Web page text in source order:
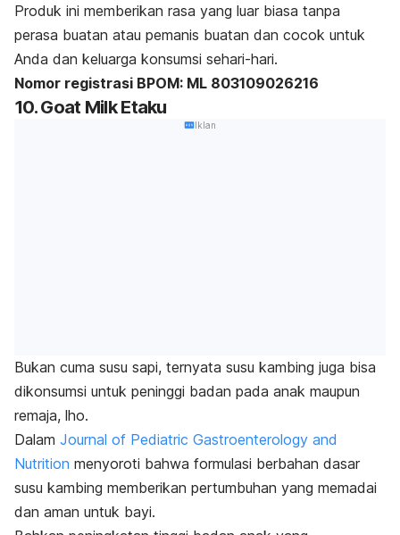
Produk ini memberikan rasa yang luar biasa tanpa
perasa buatan atau pemanis buatan dan cocok untuk
Anda dan keluarga konsumsi sehari-hari.
Nomor registrasi BPOM: ML 803109026216
10. Goat Milk Etaku
Iklan
Bukan cuma susu sapi, ternyata susu kambing juga bisa
dikonsumsi untuk peninggi badan pada anak maupun
remaja, lho.
Dalam Journal of Pediatric Gastroenterology and
Nutrition menyoroti bahwa formulasi berbahan dasar
susu kambing memberikan pertumbuhan yang memadai
dan aman untuk bayi.